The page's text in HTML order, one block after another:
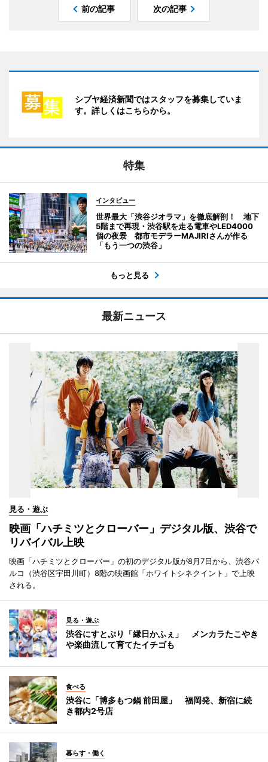
前の記事 次の記事
シブヤ経済新聞ではスタッフを募集していま
す。詳しくはこちらから。
特集
インタビュー
世界最大「渋谷ジオラマ」を徹底解剖！ 地下
5階まで再現・渋谷駅を走る電車やLED4000
個の夜景 都市モデラーMAJIRIさんが作る
「もう一つの渋谷」
もっと見る
最新ニュース
見る・遊ぶ
映画「ハチミツとクローバー」デジタル版、渋谷で
リバイバル上映
映画「ハチミツとクローバー」の初のデジタル版が8月7日から、渋谷パ
ルコ（渋谷区宇田川町）8階の映画館「ホワイトシネクイント」で上映
される。
見る・遊ぶ
渋谷にすとぷり「縁日かふぇ」 メンカラたこやき
や楽曲流して育てたイチゴも
食べる
渋谷に「博多もつ鍋 前田屋」 福岡発、新宿に続
き都内2号店
暮らす・働く